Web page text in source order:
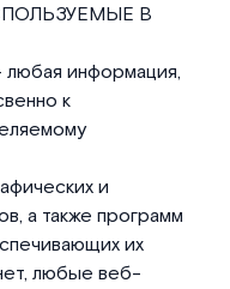
В
информация,
к
и
а также программ
их
любые веб-